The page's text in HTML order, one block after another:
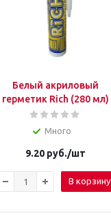
Белый акриловый
герметик Rich (280 мл)
Много
9.20руб./шт
В корзину